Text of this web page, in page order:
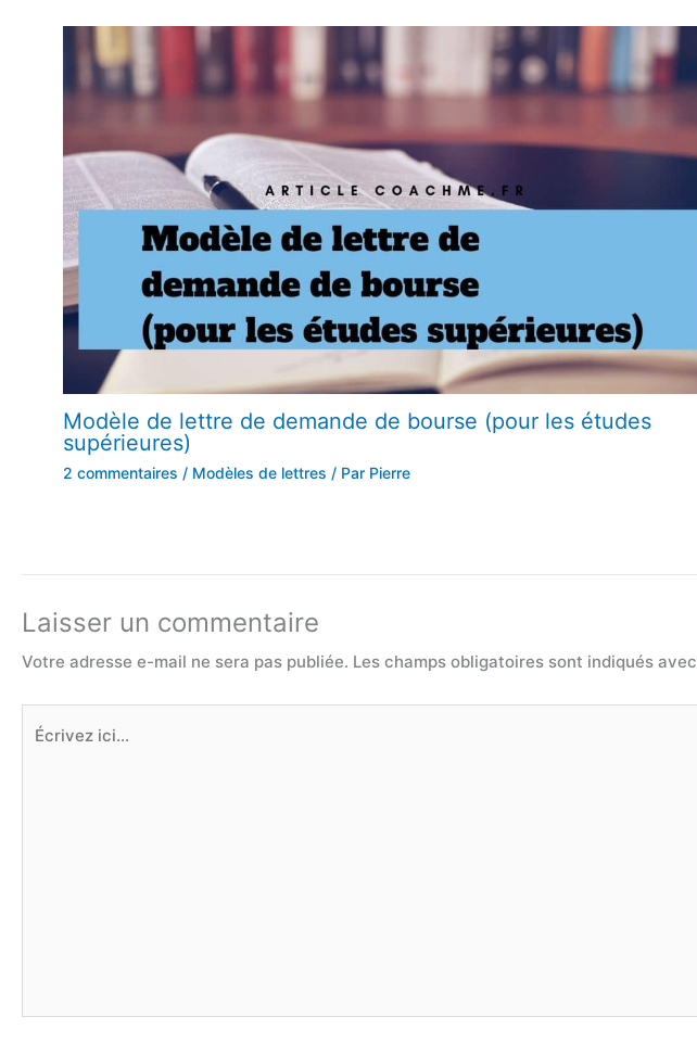
Modèle de lettre de demande de bourse (pour les études
supérieures)
2 commentaires / Modèles de lettres / Par Pierre
Laisser un commentaire
Votre adresse e-mail ne sera pas publiée. Les champs obligatoires sont indiqués avec
Écrivez